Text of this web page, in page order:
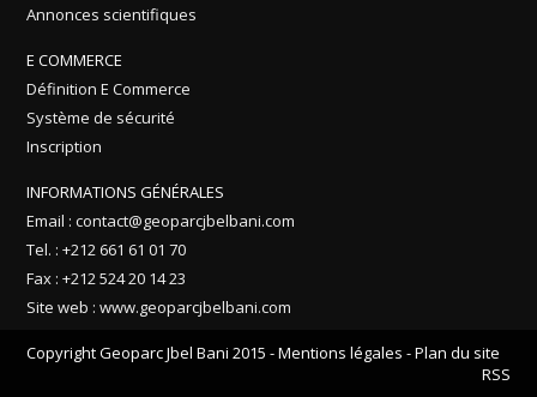
Annonces scientifiques
E COMMERCE
Définition E Commerce
Système de sécurité
Inscription
INFORMATIONS GÉNÉRALES
Email : contact@geoparcjbelbani.com
Tel. : +212 661 61 01 70
Fax : +212 524 20 14 23
Site web : www.geoparcjbelbani.com
Copyright Geoparc Jbel Bani 2015 -Mentions légales -Plan du site
RSS